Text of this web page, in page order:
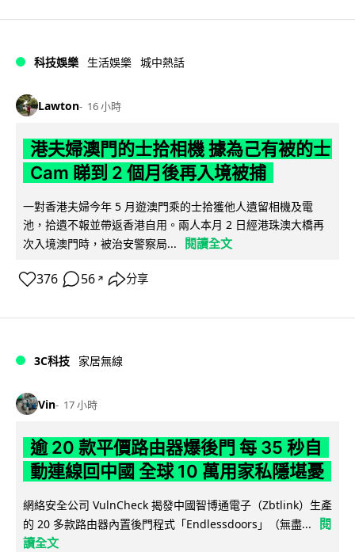
科技娛樂 生活娛樂 城中熱話
Lawton 16 小時
港夫婦澳門的士拾相機 據為己有被的士
Cam 睇到 2 個月後再入境被捕
一對香港夫婦今年 5 月遊澳門乘的士拾獲他人遺留相機及電
池，拾遺不報並帶返香港自用。兩人本月 2 日經港珠澳大橋再
次入境澳門時，被治安警察局...
閱讀全文
376 56 ↗ 分享
3C科技 家居無線
Vin 17 小時
逾 20 款平價路由器爆後門 每 35 秒自
動連線回中國 全球 10 萬用家私隱堪憂
網絡安全公司 VulnCheck 揭發中國智博通電子（Zbtlink）生產
的 20 多款路由器內置後門程式「Endlessdoors」（無盡...
閱
讀全文